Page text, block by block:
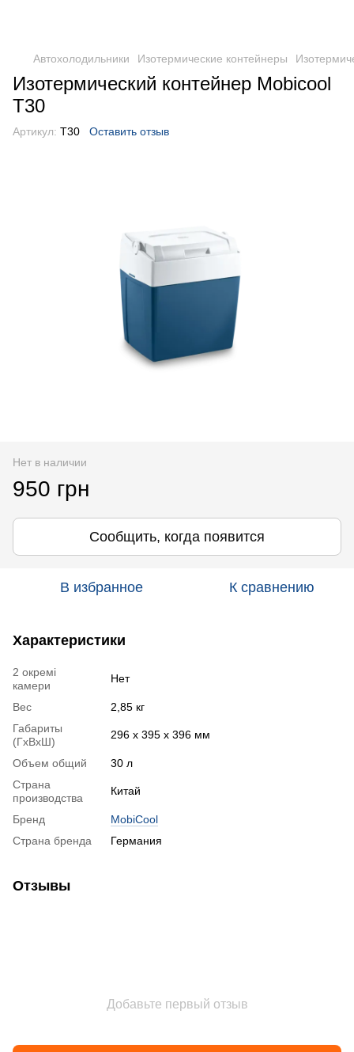
Автохолодильники Изотермические контейнеры
Изотермический контейнер Mobicool
T30
Артикул: T30 Оставить отзыв
Нет в наличии
950 грн
Сообщить, когда появится
В избранное К сравнению
Характеристики
2 окремі
камери
Нет
Вес
2,85 кг
Габариты
(ГхВхШ)
296 х 395 х 396 мм
Объем общий
30 л
Страна
производства
Китай
Бренд
MobiCool
Страна бренда
Германия
Отзывы
Добавьте первый отзыв